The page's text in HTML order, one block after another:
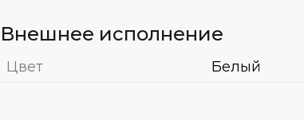
Внешнее исполнение
Цвет Белый